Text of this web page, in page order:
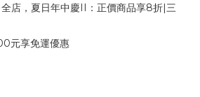
全店，夏日年中慶II：正價商品享8折|三
元享免運優惠